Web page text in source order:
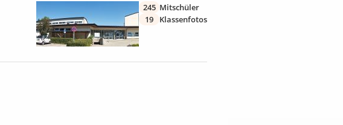
245 Mitschüler
19
Klassenfotos